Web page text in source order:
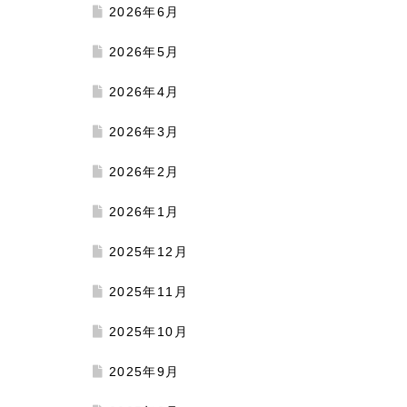
2026年6月
2026年5月
2026年4月
2026年3月
2026年2月
2026年1月
2025年12月
2025年11月
2025年10月
2025年9月